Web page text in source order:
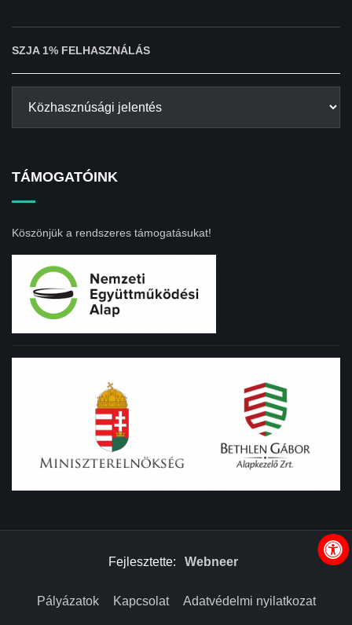
SZJA 1% FELHASZNÁLÁS
TÁMOGATÓINK
Köszönjük a rendszeres támogatásukat!
Fejlesztette: Webneer
Pályázatok Kapcsolat Adatvédelmi nyilatkozat